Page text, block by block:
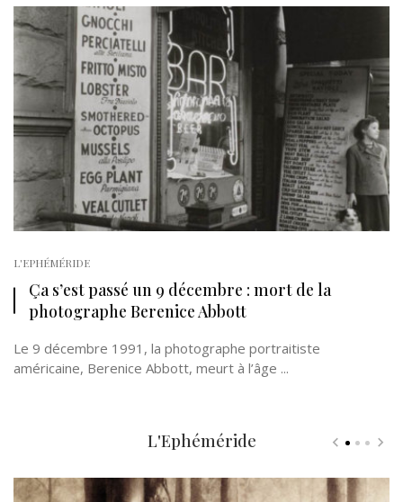
L'EPHÉMÉRIDE
Ça s’est passé un 9 décembre : mort de la
photographe Berenice Abbott
Le 9 décembre 1991, la photographe portraitiste
américaine, Berenice Abbott, meurt à l’âge ...
L'Ephéméride